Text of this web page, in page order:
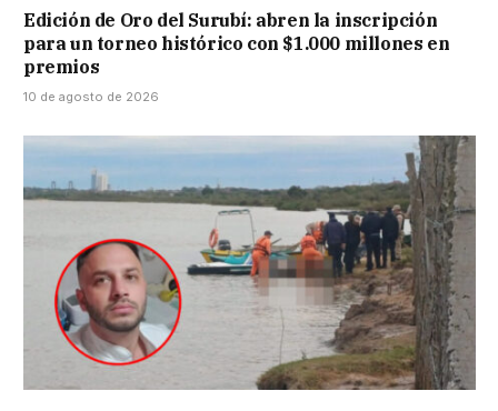
Edición de Oro del Surubí: abren la inscripción
para un torneo histórico con $1.000 millones en
premios
10 de agosto de 2026